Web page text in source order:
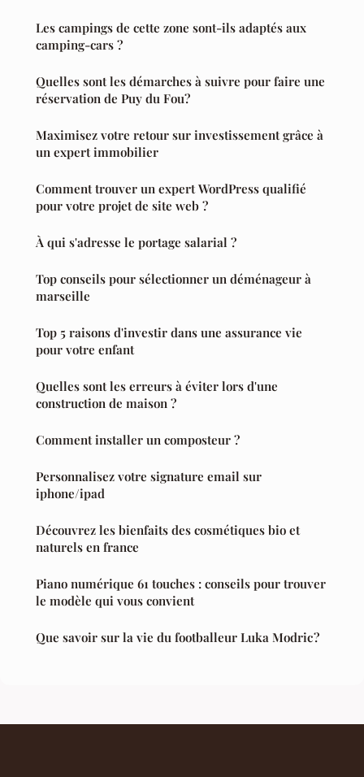
Les campings de cette zone sont-ils adaptés aux
camping-cars ?
Quelles sont les démarches à suivre pour faire une
réservation de Puy du Fou?
Maximisez votre retour sur investissement grâce à
un expert immobilier
Comment trouver un expert WordPress qualifié
pour votre projet de site web ?
À qui s'adresse le portage salarial ?
Top conseils pour sélectionner un déménageur à
marseille
Top 5 raisons d'investir dans une assurance vie
pour votre enfant
Quelles sont les erreurs à éviter lors d'une
construction de maison ?
Comment installer un composteur ?
Personnalisez votre signature email sur
iphone/ipad
Découvrez les bienfaits des cosmétiques bio et
naturels en france
Piano numérique 61 touches : conseils pour trouver
le modèle qui vous convient
Que savoir sur la vie du footballeur Luka Modric ?